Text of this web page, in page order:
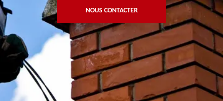
NOUS CONTACTER